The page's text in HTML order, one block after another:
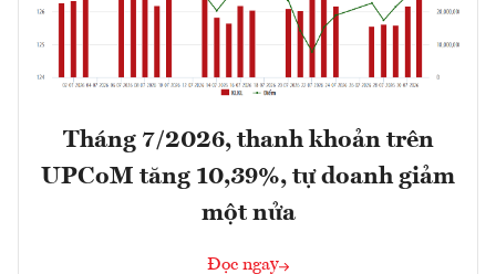
Tháng 7/2026, thanh khoản trên
UPCoM tăng 10,39%, tự doanh giảm
một nửa
Đọc ngay